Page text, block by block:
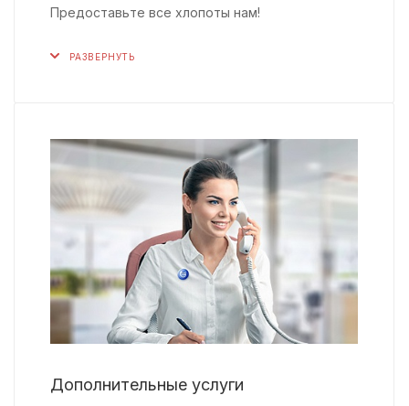
Предоставьте все хлопоты нам!
РАЗВЕРНУТЬ
Дополнительные услуги